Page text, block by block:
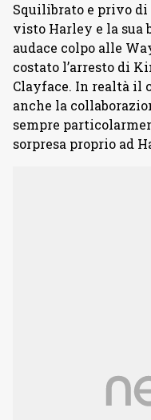
Squilibrato e privo di
visto Harley e la sua
audace colpo alle
costato l’arresto di
Clayface. In realtà il
anche la
sempre
sorpresa proprio ad